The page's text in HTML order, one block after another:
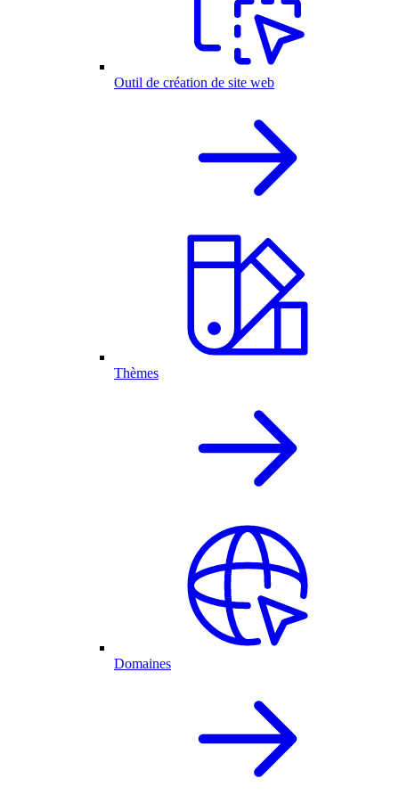
Outil de création de site web
Thèmes
Domaines